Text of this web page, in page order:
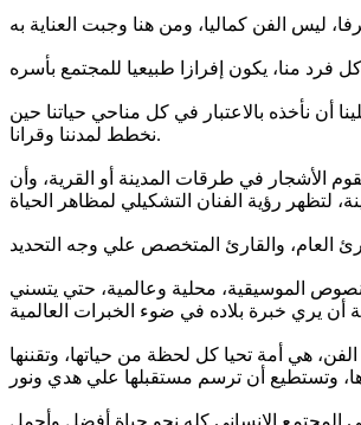
أن نأخذه بالاعتبار في كل مناحي حياتنا حين
نخطط لمدننا وقرانا.
الأشجار في طرقات المدينة أو القرية، وأن
الموسيقية، محلية وعالمية، حتي يتسني
هي أمة تحيا كل لحظة من حياتها، وتقننها